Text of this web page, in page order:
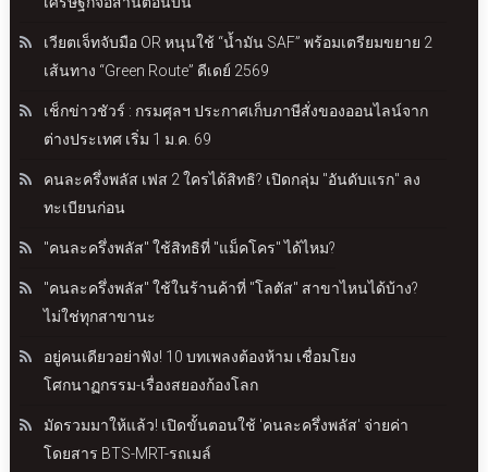
เวียตเจ็ทจับมือ OR หนุนใช้ “น้ำมัน SAF” พร้อมเตรียมขยาย 2
เส้นทาง “Green Route” ดีเดย์ 2569
เช็กข่าวชัวร์ : กรมศุลฯ ประกาศเก็บภาษีสั่งของออนไลน์จาก
ต่างประเทศ เริ่ม 1 ม.ค. 69
คนละครึ่งพลัส เฟส 2 ใครได้สิทธิ? เปิดกลุ่ม "อันดับแรก" ลง
ทะเบียนก่อน
"คนละครึ่งพลัส" ใช้สิทธิที่ "แม็คโคร" ได้ไหม?
"คนละครึ่งพลัส" ใช้ในร้านค้าที่ "โลตัส" สาขาไหนได้บ้าง?
ไม่ใช่ทุกสาขานะ
อยู่คนเดียวอย่าฟัง! 10 บทเพลงต้องห้าม เชื่อมโยง
โศกนาฏกรรม-เรื่องสยองก้องโลก
มัดรวมมาให้แล้ว! เปิดขั้นตอนใช้ 'คนละครึ่งพลัส' จ่ายค่า
โดยสาร BTS-MRT-รถเมล์